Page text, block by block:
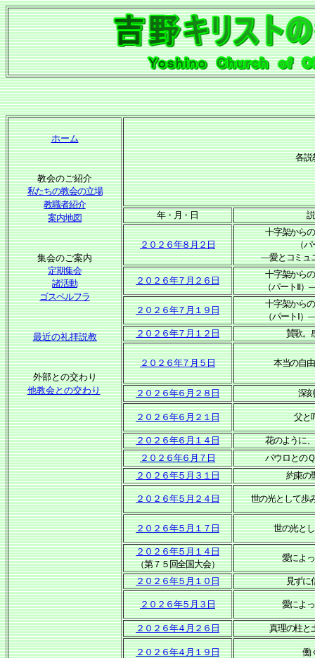
ホーム
教会のご紹介
私たちの教会の立場
教職者紹介
案内地図
集会のご案内
定期集会
諸活動
ゴスペルフラ
最近の礼拝説教
外部との交わり
他教会との交わり
各説
年・月・日
２０２６年８月２日
十字架から
（パ
―愛とコミュ
２０２６年７月２６日
十字架から
（パートⅡ）
２０２６年７月１９日
十字架から
（パートⅠ
２０２６年７月１２日
賛歌。
２０２６年７月５日 本当の自
２０２６年６月２８日 深
２０２６年６月２１日 父と
２０２６年６月１４日
花のように
２０２６年６月７日
パウロとの
２０２６年５月３１日
約束の
２０２６年５月２４日 世の光として歩
２０２６年５月１７日 世の光と
２０２６年５月１４日
（第７５回全国大会）
愛によ
２０２６年５月１０日 見ずに
２０２６年５月３日 愛によ
２０２６年４月２６日 真理の柱と
２０２６年４月１９日 働